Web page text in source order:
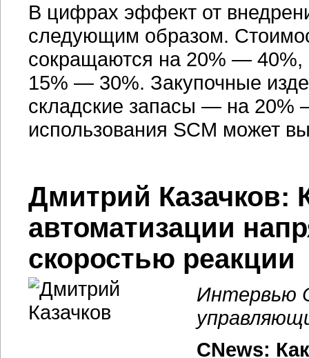
В цифрах эффект от
следующим образом.
сокращаются на 20% —
15% — 30%. Закупочные
складские запасы — на 20%
использования SCM может
Дмитрий Казачков:
автоматизации
скоростью реакции
Интервью
CNews: